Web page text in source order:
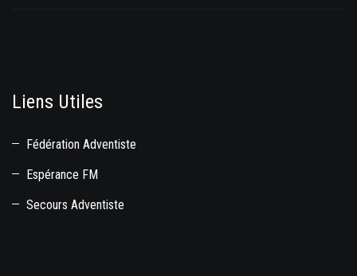
Liens Utiles
Fédération Adventiste
Espérance FM
Secours Adventiste